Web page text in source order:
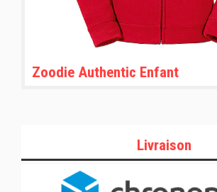
Zoodie Authentic Enfant
Livraison